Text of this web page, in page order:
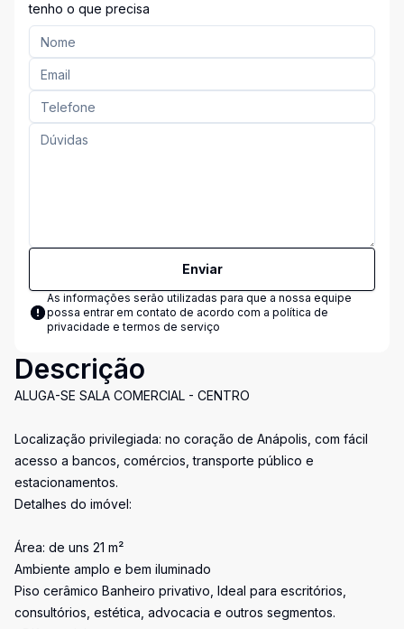
tenho o que precisa
Enviar
As informações serão utilizadas para que a nossa equipe
possa entrar em contato de acordo com a política de
privacidade e termos de serviço
Descrição
ALUGA-SE SALA COMERCIAL - CENTRO
Localização privilegiada: no coração de Anápolis, com fácil
acesso a bancos, comércios, transporte público e
estacionamentos.
Detalhes do imóvel:
Área: de uns 21 m²
Ambiente amplo e bem iluminado
Piso cerâmico Banheiro privativo, Ideal para escritórios,
consultórios, estética, advocacia e outros segmentos.